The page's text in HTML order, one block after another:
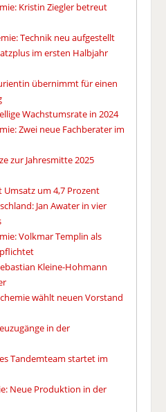
Kristin Ziegler betreut
Technik neu aufgestellt
im ersten Halbjahr
übernimmt für einen
Wachstumsrate in 2024
Zwei neue Fachberater im
zur Jahresmitte 2025
Umsatz um 4,7 Prozent
Jan Awater in vier
Volkmar Templin als
Kleine-Hohmann
wählt neuen Vorstand
in der
Tandemteam startet im
Neue Produktion in der